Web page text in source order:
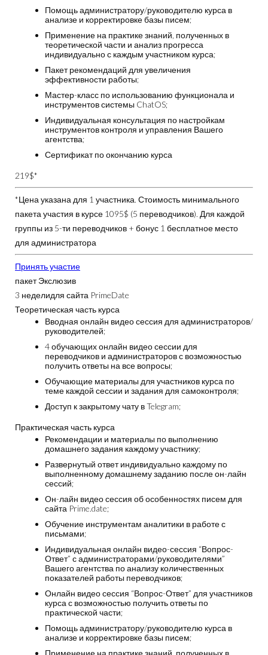
Помощь администратору/руководителю курса в
анализе и корректировке базы писем;
Применение на практике знаний, полученных в
теоретической части и анализ прогресса
индивидуально с каждым участником курса;
Пакет рекомендаций для увеличения
эффективности работы;
Мастер-класс по использованию функционала и
инструментов системы ChatOS;
Индивидуальная консультация по настройкам
инструментов контроля и управления Вашего
агентства;
Сертификат по окончанию курса
219$*
*Цена указана для 1 участника. Стоимость минимального
пакета участия в курсе 1095$ (5 переводчиков). Для каждой
группы из 5-ти переводчиков + бонус 1 бесплатное место
для администратора
Принять участие
пакет Экслюзив
3 неделидля сайта PrimeDate
Теоретическая часть курса
Вводная онлайн видео сессия для администраторов/
руководителей;
4 обучающих онлайн видео сессии для
переводчиков и администраторов с возможностью
получить ответы на все вопросы;
Обучающие материалы для участников курса по
теме каждой сессии и задания для самоконтроля;
Доступ к закрытому чату в Telegram;
Практическая часть курса
Рекомендации и материалы по выполнению
домашнего задания каждому участнику;
Развернутый ответ индивидуально каждому по
выполненному домашнему заданию после он-лайн
сессий;
Он-лайн видео сессия об особенностях писем для
сайта Prime.date;
Обучение инструментам аналитики в работе с
письмами;
Индивидуальная онлайн видео-сессия “Вопрос-
Ответ” с администраторами/руководителями”
Вашего агентства по анализу количественных
показателей работы переводчиков;
Онлайн видео сессия “Вопрос-Ответ” для участников
курса с возможностью получить ответы по
практической части;
Помощь администратору/руководителю курса в
анализе и корректировке базы писем;
Применение на практике знаний, полученных в